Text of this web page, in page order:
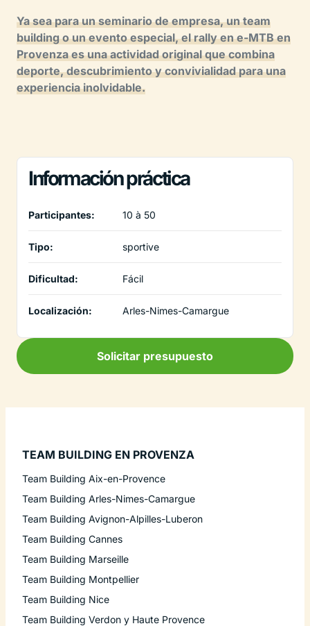
Ya sea para un seminario de empresa, un team
building o un evento especial, el rally en e-MTB en
Provenza es una actividad original que combina
deporte, descubrimiento y convivialidad para una
experiencia inolvidable.
Información práctica
Participantes: 10 à 50
Tipo: sportive
Dificultad: Fácil
Localización: Arles-Nimes-Camargue
Solicitar presupuesto
TEAM BUILDING EN PROVENZA
Team Building Aix-en-Provence
Team Building Arles-Nimes-Camargue
Team Building Avignon-Alpilles-Luberon
Team Building Cannes
Team Building Marseille
Team Building Montpellier
Team Building Nice
Team Building Verdon y Haute Provence